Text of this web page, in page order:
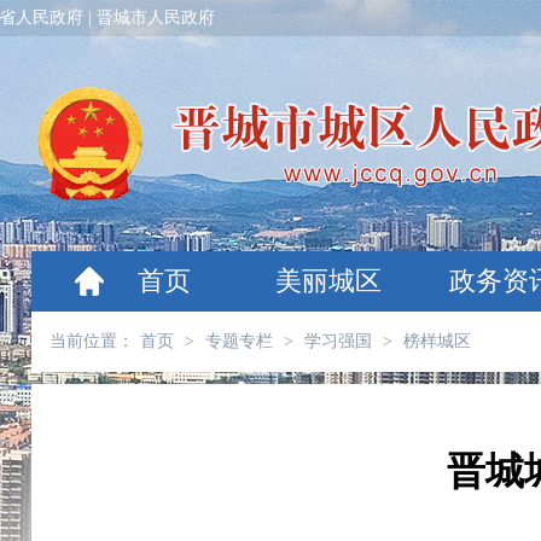
人民政府 晋城市人民政府
首页 美丽城区 政务资
当前位置： 首页 > 专题专栏 > 学习强国 > 榜样城区
晋城